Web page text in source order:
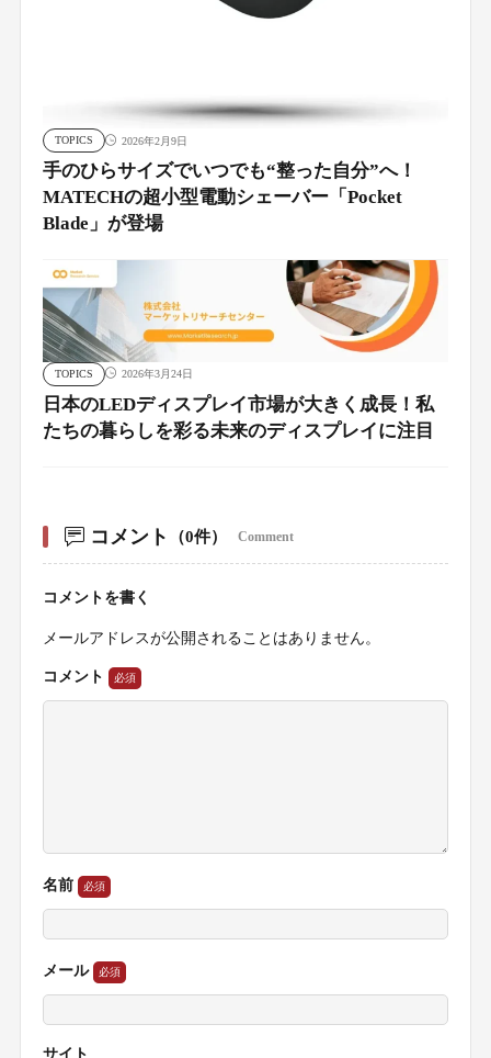
TOPICS 2026年2月9日
手のひらサイズでいつでも“整った自分”へ！
MATECHの超小型電動シェーバー「Pocket
Blade」が登場
TOPICS 2026年3月24日
日本のLEDディスプレイ市場が大きく成長！私
たちの暮らしを彩る未来のディスプレイに注目
コメント （0件） Comment
コメントを書く
メールアドレスが公開されることはありません。
コメント
名前
メール
サイト